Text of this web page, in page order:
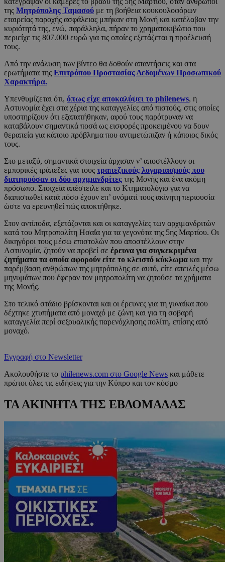
της Μητρόπολης Ταμασού με τη βοήθεια κουκουλοφόρων
εταιρείας παροχής ασφάλειας μπήκαν στη Μονή και κατέλαβαν την
κυριότητά της, ενώ, παράλληλα, πήραν το χρηματοκιβώτιο που
περιείχε τις 807.000 ευρώ για τις οποίες εξετάζεται η προέλευσή
τους.
Από την ανάλυση των βίντεο θα δοθούν απαντήσεις και στα
ερωτήματα της Επιτρόπου Προστασίας Δεδομένων Προσωπικού
Χαρακτήρα.
Υπενθυμίζεται ότι, όπως είχε αποκαλύψει το philenews, η
Αστυνομία έχει στα χέρια της καταγγελίες από πιστούς, στις οποίες
υποστηρίζουν ότι εξαπατήθηκαν, αφού τους παρότρυναν να
καταβάλουν σημαντικά ποσά ως εισφορές προκειμένου να δουν
θεραπεία για κάποιο πρόβλημα που αντιμετώπιζαν ή κάποιος δικός
τους.
Στο μεταξύ, σημαντικά στοιχεία άρχισαν ν’ αποστέλλουν οι
εμπορικές τράπεζες για τους τραπεζικούς λογαριασμούς που
διατηρούσαν οι δύο αρχιμανδρίτες της Μονής και ένα ακόμη
πρόσωπο. Στοιχεία απέστειλε και το Κτηματολόγιο για να
διαπιστωθεί κατά πόσο έχουν επ’ ονόματί τους ακίνητη περιουσία
ώστε να ερευνηθεί πώς αποκτήθηκε.
Στον αντίποδα, εξετάζονται και οι καταγγελίες των αρχιμανδριτών
κατά του Μητροπολίτη Ησαΐα για τα γεγονότα της 5ης Μαρτίου. Οι
δικηγόροι τους μέσω επιστολών που αποστέλλουν στην
Αστυνομία, ζητούν να προβεί σε έρευνα για συγκεκριμένα
ζητήματα τα οποία αφορούν είτε το κλειστό κύκλωμα και την
παρέμβαση ανθρώπων της μητρόπολης σε αυτό, είτε απειλές μέσω
μηνυμάτων που έφεραν τον μητροπολίτη να ζητούσε τα χρήματα
της Μονής.
Στο τελικό στάδιο βρίσκονται και οι έρευνες για τη γυναίκα που
δέχτηκε χτυπήματα από μοναχό με ζώνη και για τη σοβαρή
καταγγελία περί σεξουαλικής παρενόχλησης πολίτη, επίσης από
μοναχό.
Εγγραφή στο Newsletter
Ακολουθήστε το philenews.com στο Google News και μάθετε
πρώτοι όλες τις ειδήσεις για την Κύπρο και τον κόσμο
ΤΑ ΑΚΙΝΗΤΑ ΤΗΣ ΕΒΔΟΜΑΔΑΣ